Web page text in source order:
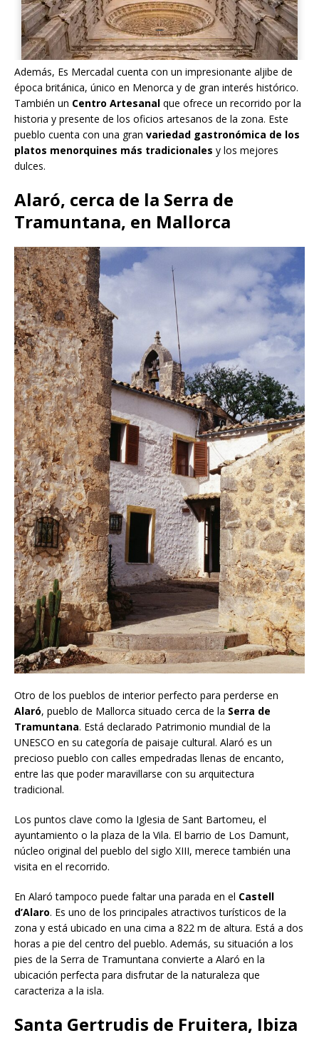
Además, Es Mercadal cuenta con un impresionante aljibe de
época británica, único en Menorca y de gran interés histórico.
También un Centro Artesanal que ofrece un recorrido por la
historia y presente de los oficios artesanos de la zona. Este
pueblo cuenta con una gran variedad gastronómica de los
platos menorquines más tradicionales y los mejores
dulces.
Alaró, cerca de la Serra de
Tramuntana, en Mallorca
Otro de los pueblos de interior perfecto para perderse en
Alaró, pueblo de Mallorca situado cerca de la Serra de
Tramuntana. Está declarado Patrimonio mundial de la
UNESCO en su categoría de paisaje cultural. Alaró es un
precioso pueblo con calles empedradas llenas de encanto,
entre las que poder maravillarse con su arquitectura
tradicional.
Los puntos clave como la Iglesia de Sant Bartomeu, el
ayuntamiento o la plaza de la Vila. El barrio de Los Damunt,
núcleo original del pueblo del siglo XIII, merece también una
visita en el recorrido.
En Alaró tampoco puede faltar una parada en el Castell
d’Alaro. Es uno de los principales atractivos turísticos de la
zona y está ubicado en una cima a 822 m de altura. Está a dos
horas a pie del centro del pueblo. Además, su situación a los
pies de la Serra de Tramuntana convierte a Alaró en la
ubicación perfecta para disfrutar de la naturaleza que
caracteriza a la isla.
Santa Gertrudis de Fruitera, Ibiza